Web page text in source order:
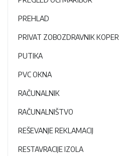
PREHLAD
PRIVAT ZOBOZDRAVNIK KOPER
PUTIKA
PVC OKNA
RAČUNALNIK
RAČUNALNIŠTVO
REŠEVANJE REKLAMACIJ
RESTAVRACIJE IZOLA